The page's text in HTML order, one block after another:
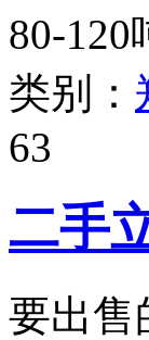
80-
类别：
63
二手
要出售